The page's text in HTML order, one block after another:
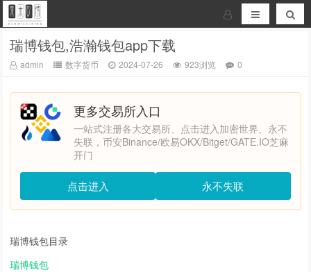
瑞博钱包,浩瀚钱包app下载
admin 数字货币 2024-07-26 923浏览 0
更多交易所入口
一站式注册各大交易所、点击进入加密世界、永不
失联，币安Binance/欧易OKX/Bitget/GATE.IO芝麻
开门
点击进入 永不失联
瑞博钱包目录
瑞博钱包